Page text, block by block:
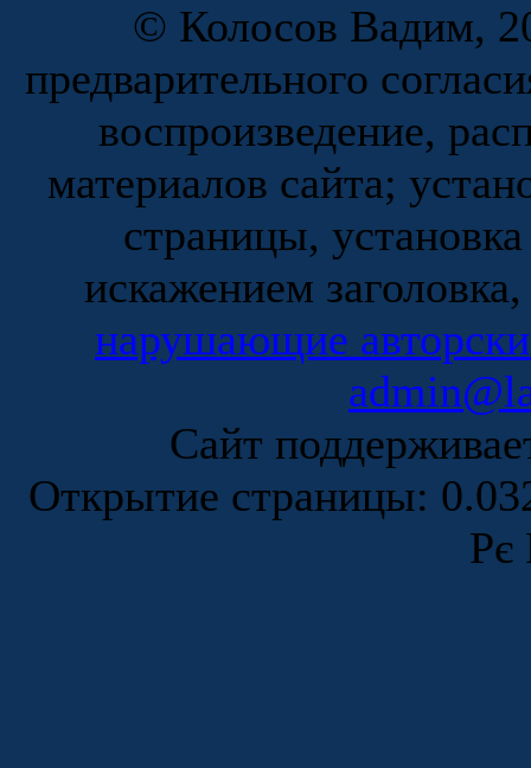
© Колосов Вадим,
предварительного
воспроизведение,
материалов сайта;
страницы,
искажением
нарушающие
Сайт
Открытие страницы:
Рє